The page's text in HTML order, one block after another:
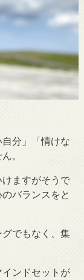
分」「情けな
。
ますがそうで
バランスをと
でもなく、集
インドセットが